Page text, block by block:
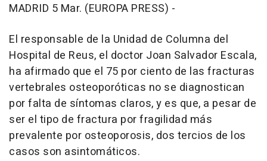
MADRID 5 Mar. (EUROPA PRESS) -
El responsable de la Unidad de Columna del
Hospital de Reus, el doctor Joan Salvador Escala,
ha afirmado que el 75 por ciento de las fracturas
vertebrales osteoporóticas no se diagnostican
por falta de síntomas claros, y es que, a pesar de
ser el tipo de fractura por fragilidad más
prevalente por osteoporosis, dos tercios de los
casos son asintomáticos.